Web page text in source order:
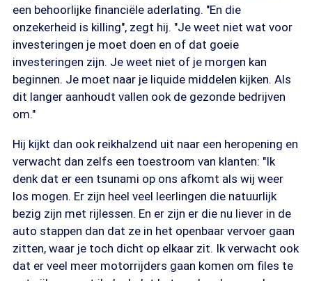
een behoorlijke financiële aderlating. "En die
onzekerheid is killing", zegt hij. "Je weet niet wat voor
investeringen je moet doen en of dat goeie
investeringen zijn. Je weet niet of je morgen kan
beginnen. Je moet naar je liquide middelen kijken. Als
dit langer aanhoudt vallen ook de gezonde bedrijven
om."
Hij kijkt dan ook reikhalzend uit naar een heropening en
verwacht dan zelfs een toestroom van klanten: "Ik
denk dat er een tsunami op ons afkomt als wij weer
los mogen. Er zijn heel veel leerlingen die natuurlijk
bezig zijn met rijlessen. En er zijn er die nu liever in de
auto stappen dan dat ze in het openbaar vervoer gaan
zitten, waar je toch dicht op elkaar zit. Ik verwacht ook
dat er veel meer motorrijders gaan komen om files te